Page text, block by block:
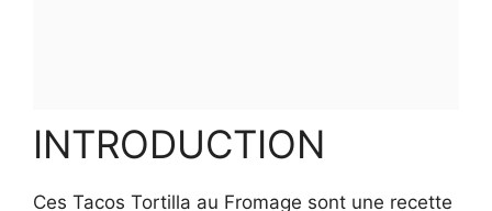
INTRODUCTION
Ces Tacos Tortilla au Fromage sont une recette